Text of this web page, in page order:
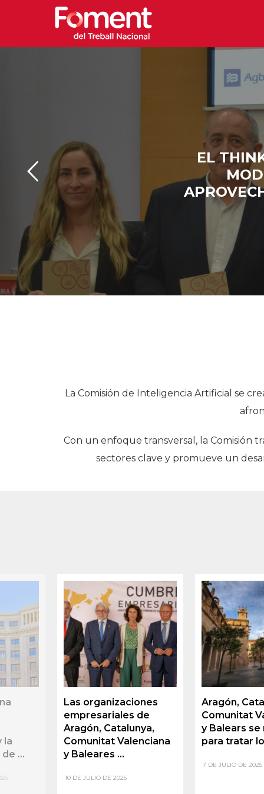
EL
La Comisión de Inteligencia Artificial se
Con un enfoque transversal, la Comisión
sectores clave y promueve un
la
...
Las organizaciones
empresariales de
Aragón, Catalunya,
Comunitat Valenciana
y Baleares ...
10 DE JULIO DE 2025
Aragón,
Comunitat
y Balears se
para tratar
7 DE JULIO DE 2025